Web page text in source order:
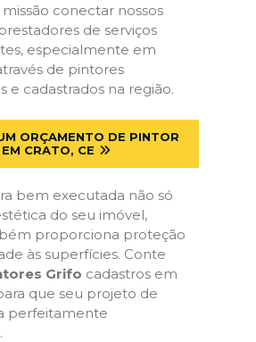
conectar nossos
de serviços
especialmente em
de pintores
e cadastrados na região.
ORÇAMENTO DE PINTOR
EM CRATO, CE
bem executada não só
do seu imóvel,
proporciona proteção
às superfícies. Conte
Grifo cadastros em
que seu projeto de
perfeitamente